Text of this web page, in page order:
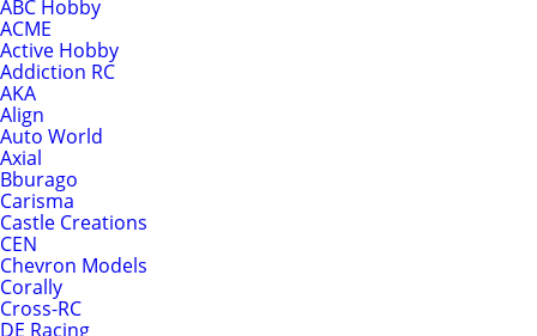
ABC Hobby
ACME
Active Hobby
Addiction RC
AKA
Align
Auto World
Axial
Bburago
Carisma
Castle Creations
CEN
Chevron Models
Corally
Cross-RC
DE Racing